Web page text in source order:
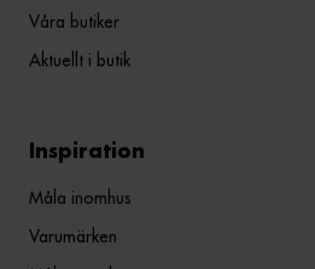
Våra butiker
Aktuellt i butik
Inspiration
Måla inomhus
Varumärken